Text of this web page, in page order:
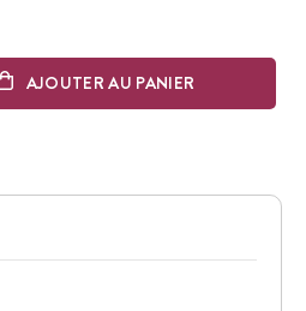
AJOUTER AU PANIER